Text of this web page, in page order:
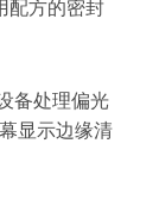
配方的密封
备处理偏光
显示边缘清